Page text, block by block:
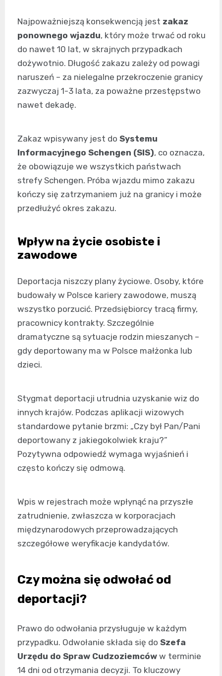
Najpoważniejszą konsekwencją jest zakaz
ponownego wjazdu, który może trwać od roku
do nawet 10 lat, w skrajnych przypadkach
dożywotnio. Długość zakazu zależy od powagi
naruszeń – za nielegalne przekroczenie granicy
zazwyczaj 1-3 lata, za poważne przestępstwo
nawet dekadę.
Zakaz wpisywany jest do Systemu
Informacyjnego Schengen (SIS), co oznacza,
że obowiązuje we wszystkich państwach
strefy Schengen. Próba wjazdu mimo zakazu
kończy się zatrzymaniem już na granicy i może
przedłużyć okres zakazu.
Wpływ na życie osobiste i
zawodowe
Deportacja niszczy plany życiowe. Osoby, które
budowały w Polsce kariery zawodowe, muszą
wszystko porzucić. Przedsiębiorcy tracą firmy,
pracownicy kontrakty. Szczególnie
dramatyczne są sytuacje rodzin mieszanych –
gdy deportowany ma w Polsce małżonka lub
dzieci.
Stygmat deportacji utrudnia uzyskanie wiz do
innych krajów. Podczas aplikacji wizowych
standardowe pytanie brzmi: „Czy był Pan/Pani
deportowany z jakiegokolwiek kraju?”
Pozytywna odpowiedź wymaga wyjaśnień i
często kończy się odmową.
Wpis w rejestrach może wpłynąć na przyszłe
zatrudnienie, zwłaszcza w korporacjach
międzynarodowych przeprowadzających
szczegółowe weryfikacje kandydatów.
Czy można się odwołać od
deportacji?
Prawo do odwołania przysługuje w każdym
przypadku. Odwołanie składa się do Szefa
Urzędu do Spraw Cudzoziemców w terminie
14 dni od otrzymania decyzji. To kluczowy